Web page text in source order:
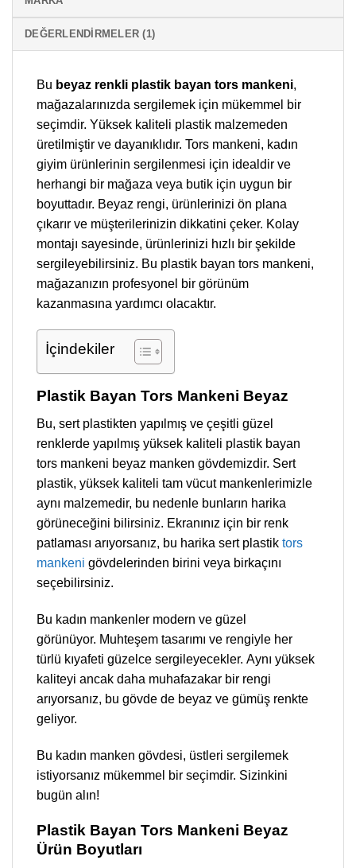
DEĞERLENDIRMELER (1)
Bu beyaz renkli plastik bayan tors mankeni,
mağazalarınızda sergilemek için mükemmel bir
seçimdir. Yüksek kaliteli plastik malzemeden
üretilmiştir ve dayanıklıdır. Tors mankeni, kadın
giyim ürünlerinin sergilenmesi için idealdir ve
herhangi bir mağaza veya butik için uygun bir
boyuttadır. Beyaz rengi, ürünlerinizi ön plana
çıkarır ve müşterilerinizin dikkatini çeker. Kolay
montajı sayesinde, ürünlerinizi hızlı bir şekilde
sergileyebilirsiniz. Bu plastik bayan tors mankeni,
mağazanızın profesyonel bir görünüm
kazanmasına yardımcı olacaktır.
İçindekiler
Plastik Bayan Tors Mankeni Beyaz
Bu, sert plastikten yapılmış ve çeşitli güzel
renklerde yapılmış yüksek kaliteli plastik bayan
tors mankeni beyaz manken gövdemizdir. Sert
plastik, yüksek kaliteli tam vücut mankenlerimizle
aynı malzemedir, bu nedenle bunların harika
görüneceğini bilirsiniz. Ekranınız için bir renk
patlaması arıyorsanız, bu harika sert plastik tors
mankeni gövdelerinden birini veya birkaçını
seçebilirsiniz.
Bu kadın mankenler modern ve güzel
görünüyor. Muhteşem tasarımı ve rengiyle her
türlü kıyafeti güzelce sergileyecekler. Aynı yüksek
kaliteyi ancak daha muhafazakar bir rengi
arıyorsanız, bu gövde de beyaz ve gümüş renkte
geliyor.
Bu kadın manken gövdesi, üstleri sergilemek
istiyorsanız mükemmel bir seçimdir. Sizinkini
bugün alın!
Plastik Bayan Tors Mankeni Beyaz
Ürün Boyutları